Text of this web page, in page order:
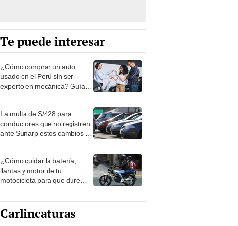
Te puede interesar
¿Cómo comprar un auto
usado en el Perú sin ser
experto en mecánica? Guía
La multa de S/428 para
conductores que no registren
ante Sunarp estos cambios en
¿Cómo cuidar la batería,
llantas y motor de tu
motocicleta para que dure
innecesarios?
Carlincaturas